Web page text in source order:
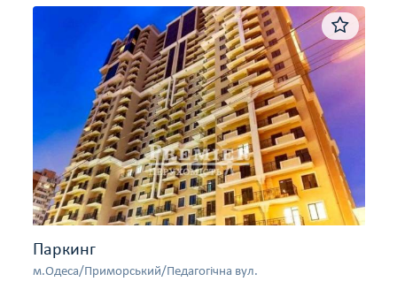
Паркинг
м.Одеса/Приморський/Педагогічна вул.